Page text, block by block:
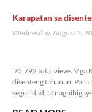
Karapatan sa
Wednesday, August 5,
75,792 total views Mga
disenteng tahanan. Para
seguridad, at